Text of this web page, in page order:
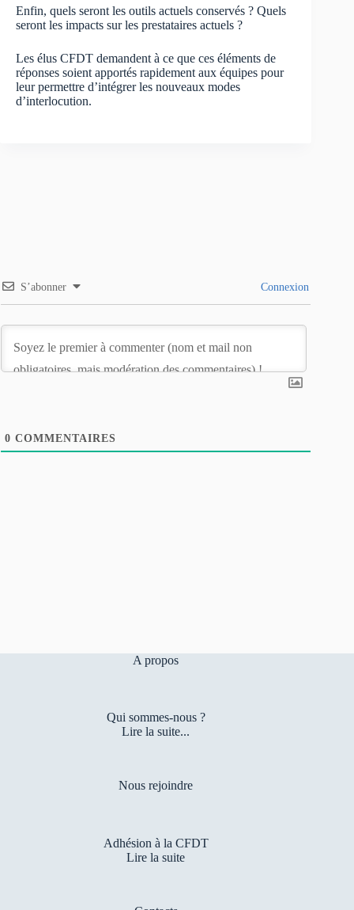
Enfin, quels seront les outils actuels conservés ? Quels
seront les impacts sur les prestataires actuels ?
Les élus CFDT demandent à ce que ces éléments de
réponses soient apportés rapidement aux équipes pour
leur permettre d’intégrer les nouveaux modes
d’interlocution.
S’abonner Connexion
0 COMMENTAIRES
A propos
Qui sommes-nous ?
Lire la suite...
Nous rejoindre
Adhésion à la CFDT
Lire la suite